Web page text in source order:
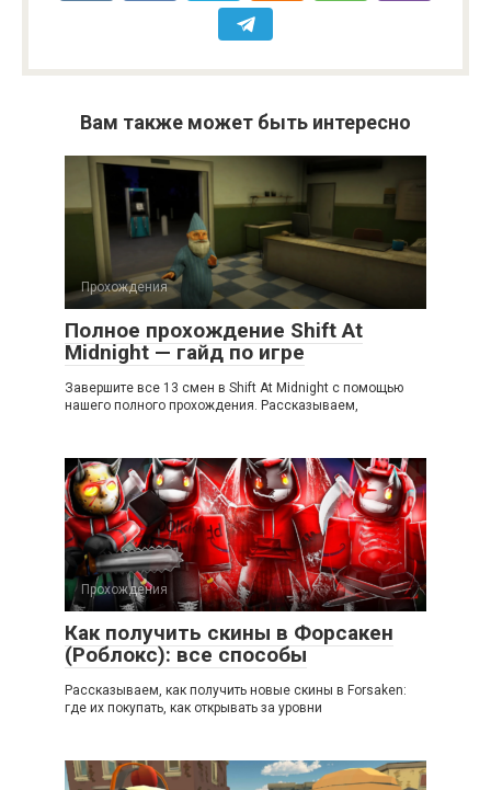
Вам также может быть интересно
Прохождения
Полное прохождение Shift At
Midnight — гайд по игре
Завершите все 13 смен в Shift At Midnight с помощью
нашего полного прохождения. Рассказываем,
Прохождения
Как получить скины в Форсакен
(Роблокс): все способы
Рассказываем, как получить новые скины в Forsaken:
где их покупать, как открывать за уровни